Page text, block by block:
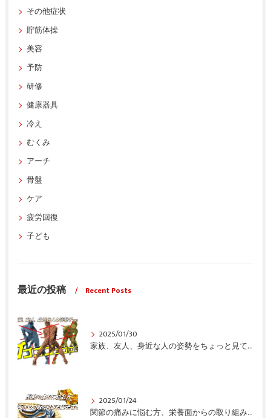
その他症状
貯筋体操
美容
予防
研修
健康器具
冷え
むくみ
アーチ
骨盤
ケア
疲労回復
子ども
最近の投稿 Recent Posts
2025/01/30
家族、友人、身近な人の姿勢をちょっと見てみませんか？
2025/01/24
関節の痛みに悩む方、栄養面からの取り組みも重要ですよ！